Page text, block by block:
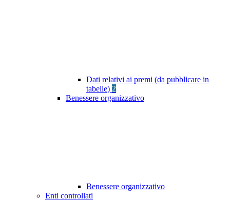
Dati relativi ai premi (da pubblicare in
tabelle) 2
Benessere organizzativo
Benessere organizzativo
Enti controllati